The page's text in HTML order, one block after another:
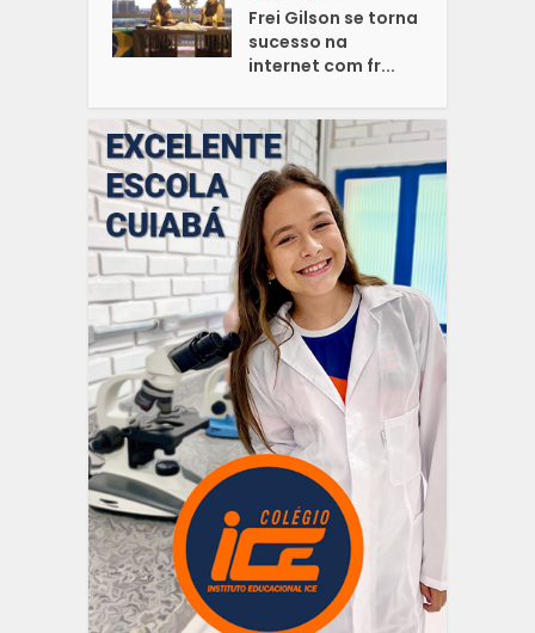
Frei Gilson se torna
sucesso na
internet com fr...